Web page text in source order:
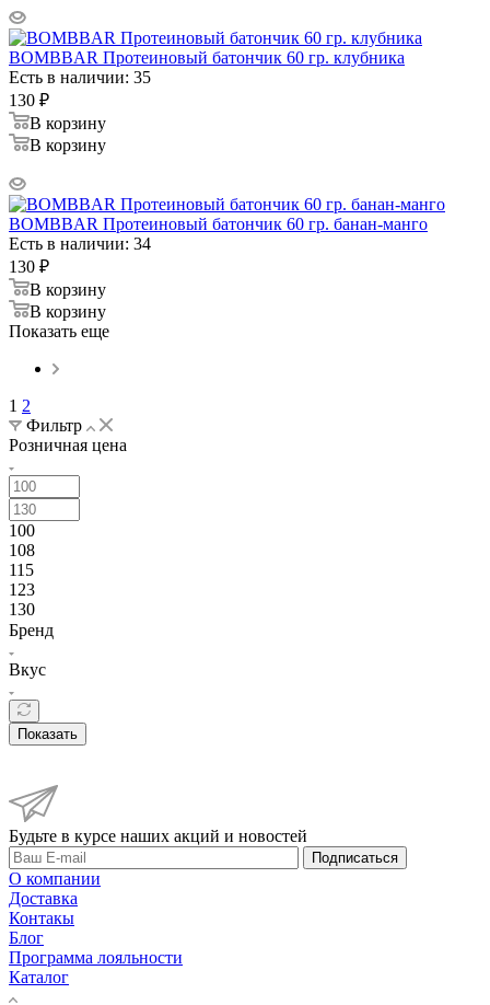
BOMBBAR Протеиновый батончик 60 гр. клубника
Есть в наличии: 35
130 ₽
В корзину
В корзину
BOMBBAR Протеиновый батончик 60 гр. банан-манго
Есть в наличии: 34
130 ₽
В корзину
В корзину
Показать еще
1 2
Фильтр
Розничная цена
100
108
115
123
130
Бренд
Вкус
Показать
Будьте в курсе наших акций и новостей
Подписаться
О компании
Доставка
Контакы
Блог
Программа лояльности
Каталог